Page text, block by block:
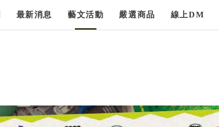
最新消息 藝文活動 嚴選商品 線上DM